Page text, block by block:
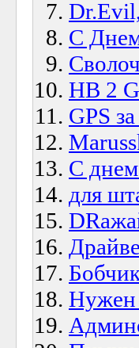
C
HB 2
GPS
С
для
Нужен